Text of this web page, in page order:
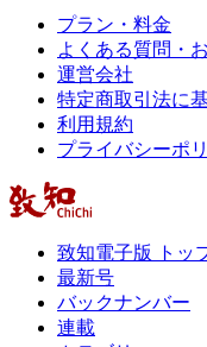
プラン・料金
よくある質問・
運営会社
特定商取引法に
利用規約
プライバシーポ
致知電子版 トッ
最新号
バックナンバー
連載